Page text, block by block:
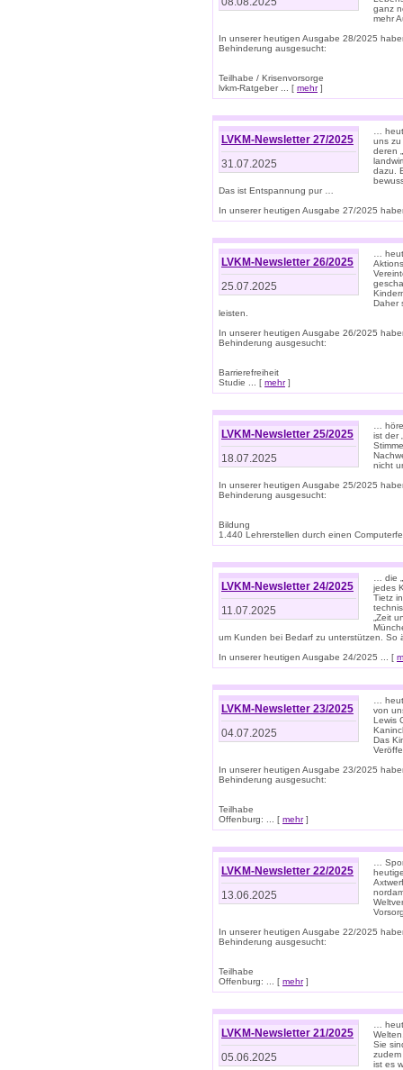
ganz
mehr
In unserer heutigen Ausgabe 28/2025
Behinderung ausgesucht:
Teilhabe / Krisenvorsorge
lvkm-Ratgeber ... [ mehr]
LVKM-Newsletter 27/2025
31.07.2025
…
uns zu
deren
dazu.
Das ist Entspannung pur …
In unserer heutigen Ausgabe 27/2025
LVKM-Newsletter 26/2025
25.07.2025
…
Daher
leisten.
In unserer heutigen Ausgabe 26/2025
Behinderung ausgesucht:
Barrierefreiheit
Studie ... [ mehr]
LVKM-Newsletter 25/2025
18.07.2025
…
ist der
nicht
In unserer heutigen Ausgabe 25/2025
Behinderung ausgesucht:
Bildung
1.440 Lehrerstellen durch einen
LVKM-Newsletter 24/2025
11.07.2025
… die
jedes
Tietz
„Zeit
um Kunden bei Bedarf zu unterstützen.
In unserer heutigen Ausgabe 24/2025 ... [
LVKM-Newsletter 23/2025
04.07.2025
…
von
Lewis
Das
In unserer heutigen Ausgabe 23/2025
Behinderung ausgesucht:
Teilhabe
Offenburg: ... [ mehr]
LVKM-Newsletter 22/2025
13.06.2025
…
In unserer heutigen Ausgabe 22/2025
Behinderung ausgesucht:
Teilhabe
Offenburg: ... [ mehr]
LVKM-Newsletter 21/2025
05.06.2025
…
Sie
ist es